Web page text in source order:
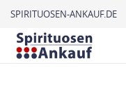
SPIRITUOSEN-ANKAUF.DE